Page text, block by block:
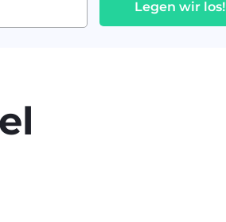
Legen wir los!